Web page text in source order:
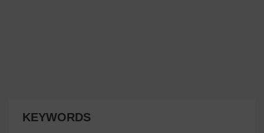
KEYWORDS